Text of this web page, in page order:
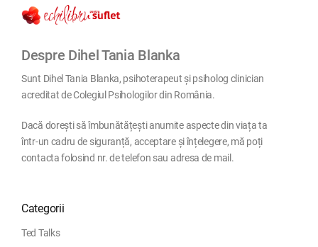
Despre Dihel Tania Blanka
Sunt Dihel Tania Blanka, psihoterapeut și psiholog clinician
acreditat de Colegiul Psihologilor din România.
Dacă dorești să îmbunătățești anumite aspecte din viața ta
într-un cadru de siguranță, acceptare și înțelegere, mă poți
contacta folosind nr. de telefon sau adresa de mail.
Categorii
Ted Talks